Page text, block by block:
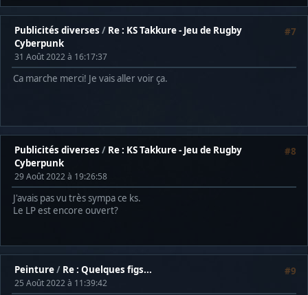
#7
Publicités diverses / Re : KS Takkure - Jeu de Rugby
Cyberpunk
31 Août 2022 à 16:17:37
Ca marche merci! Je vais aller voir ça.
#8
Publicités diverses / Re : KS Takkure - Jeu de Rugby
Cyberpunk
29 Août 2022 à 19:26:58
J'avais pas vu très sympa ce ks.
Le LP est encore ouvert?
#9
Peinture/ Re : Quelques figs...
25 Août 2022 à 11:39:42